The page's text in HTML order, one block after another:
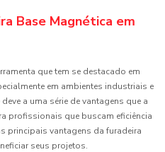
Base Magnética em
que tem se destacado em
em ambientes industriais e
a uma série de vantagens que a
profissionais que buscam eficiência
principais vantagens da furadeira
seus projetos.